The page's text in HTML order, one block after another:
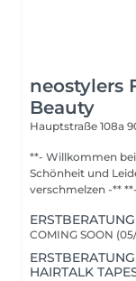
neostylers
Beauty
Hauptstraße 108a
**- Willkommen
Schönheit und
COMING SOON
HAIRTALK